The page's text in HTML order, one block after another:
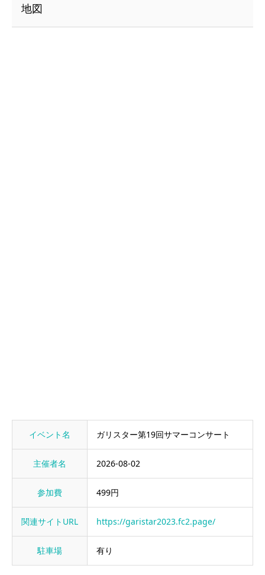
地図
イベント名 ガリスター第19回サマーコンサート
主催者名 2026-08-02
参加費 499円
関連サイトURL https://garistar2023.fc2.page/
駐車場 有り